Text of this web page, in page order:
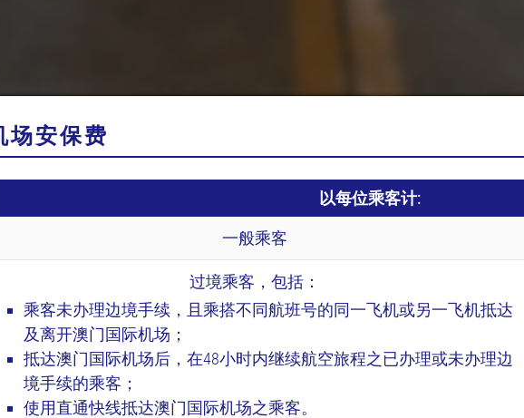
场安保费
以每位乘客计:
一般乘客
过境乘客，包括：
乘客未办理边境手续，且乘搭不同航班号的同一飞机或另一飞机抵达
及离开澳门国际机场；
抵达澳门国际机场后，在48小时内继续航空旅程之已办理或未办理边
境手续的乘客；
使用直通快线抵达澳门国际机场之乘客。